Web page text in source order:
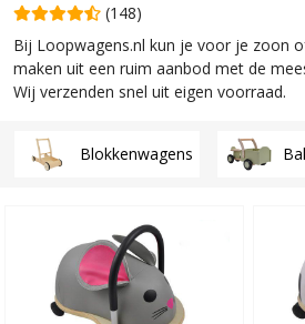
(148)
Bij Loopwagens.nl kun je voor je zoon
maken uit een ruim aanbod met de
Wij verzenden snel uit eigen voorraad.
Blokkenwagens